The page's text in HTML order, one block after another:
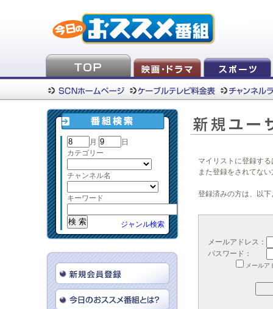
月
日
カテゴリー
チャンネル名
キーワード
ジャンル検索
マイリストに登録す
また登録をされてな
登録済みの方は、以
メールアドレス：
パスワード：
メールア